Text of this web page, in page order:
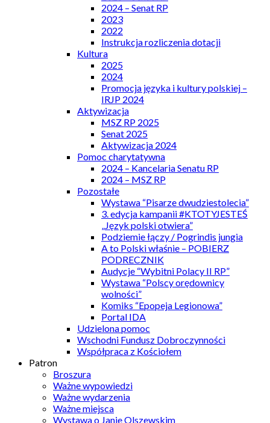
2024 – Senat RP
2023
2022
Instrukcja rozliczenia dotacji
Kultura
2025
2024
Promocja języka i kultury polskiej –
IRJP 2024
Aktywizacja
MSZ RP 2025
Senat 2025
Aktywizacja 2024
Pomoc charytatywna
2024 – Kancelaria Senatu RP
2024 – MSZ RP
Pozostałe
Wystawa “Pisarze dwudziestolecia”
3. edycja kampanii #KTOTYJESTEŚ
„Język polski otwiera”
Podziemie łączy / Pogrindis jungia
A to Polski właśnie – POBIERZ
PODRECZNIK
Audycje “Wybitni Polacy II RP”
Wystawa “Polscy orędownicy
wolności”
Komiks “Epopeja Legionowa”
Portal IDA
Udzielona pomoc
Wschodni Fundusz Dobroczynności
Współpraca z Kościołem
Patron
Broszura
Ważne wypowiedzi
Ważne wydarzenia
Ważne miejsca
Wystawa o Janie Olszewskim